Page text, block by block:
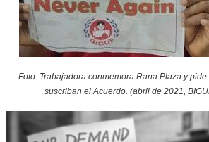
Foto: Trabajadora conmemora Rana Plaza y
suscriban el Acuerdo. (abril de 2021,